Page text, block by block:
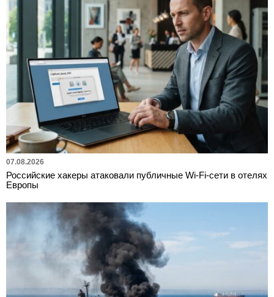
07.08.2026
Российские хакеры атаковали публичные Wi-Fi-сети в отелях
Европы